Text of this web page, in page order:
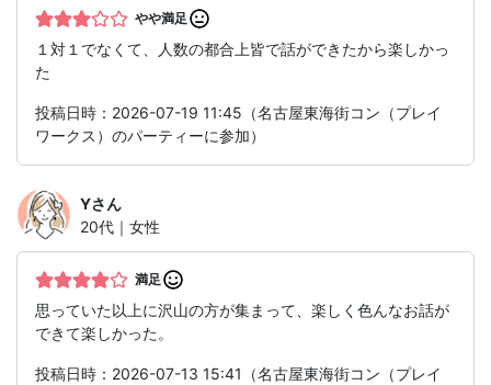
やや満足
１対１でなくて、人数の都合上皆で話ができたから楽しかっ
た
投稿日時：2026-07-19 11:45（名古屋東海街コン（プレイ
ワークス）のパーティーに参加）
Yさん
20代｜女性
満足
思っていた以上に沢山の方が集まって、楽しく色んなお話が
できて楽しかった。
投稿日時：2026-07-13 15:41（名古屋東海街コン（プレイ